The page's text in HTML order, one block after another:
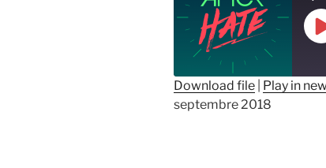
SHARE
Download file Play in
septembre 2018